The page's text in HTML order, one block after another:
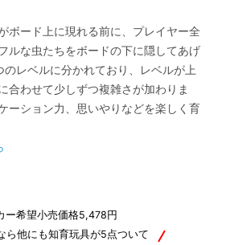
ボード上に現れる前に、プレイヤー全
ルな虫たちをボードの下に隠してあげ
のレベルに分かれており、レベルが上
合わせて少しずつ複雑さが加わりま
ーション力、思いやりなどを楽しく育
ー希望小売価格5,478円
ら他にも知育玩具が5点ついて